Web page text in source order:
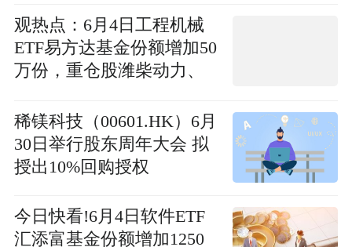
观热点：6月4日工程机械
ETF易方达基金份额增加50
万份，重仓股潍柴动力、
稀镁科技（00601.HK）6月
30日举行股东周年大会 拟
授出10%回购授权
今日快看!6月4日软件ETF
汇添富基金份额增加1250